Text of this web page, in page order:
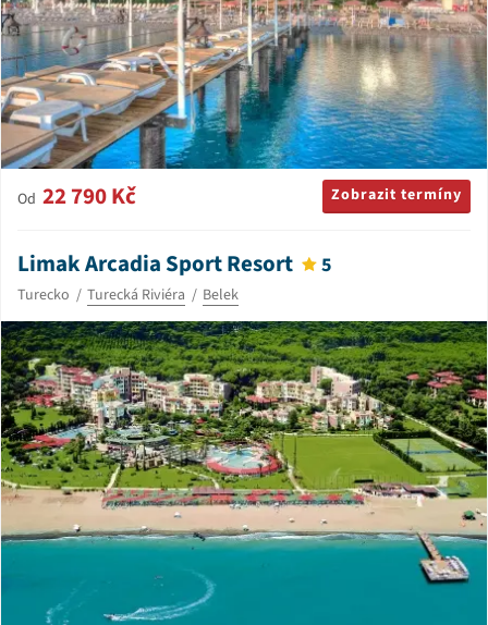
Od 22 790 Kč Zobrazit termíny
Limak Arcadia Sport Resort 5
Turecko Turecká Riviéra Belek